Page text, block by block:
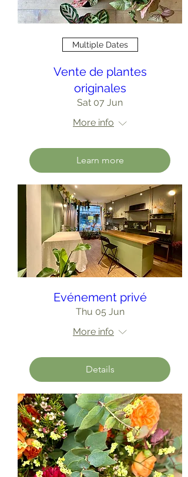
Multiple Dates
Vente de plantes
originales
Sat 07 Jun
More info
Learn more
Evénement privé
Thu 05 Jun
More info
Details